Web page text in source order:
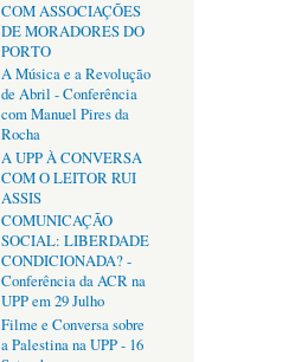
COM ASSOCIAÇÕES
DE MORADORES DO
PORTO
A Música e a Revolução
de Abril - Conferência
com Manuel Pires da
Rocha
A UPP À CONVERSA
COM O LEITOR RUI
ASSIS
COMUNICAÇÃO
SOCIAL: LIBERDADE
CONDICIONADA? -
Conferência da ACR na
UPP em 29 Julho
Filme e Conversa sobre
a Palestina na UPP - 16